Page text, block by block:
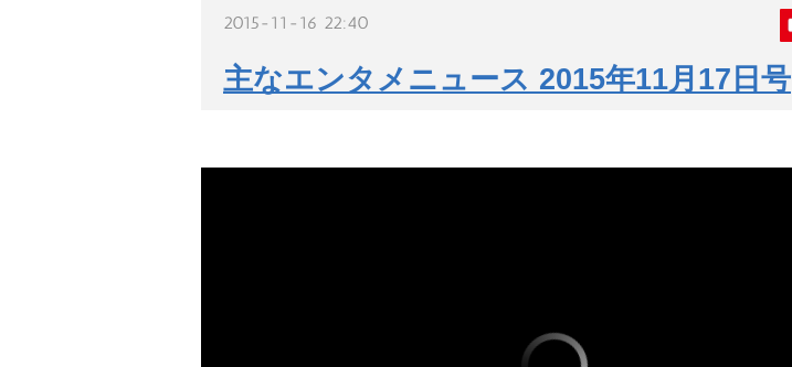
2015-11-16 22:40
主なエンタメニュース 2015年11月17日号